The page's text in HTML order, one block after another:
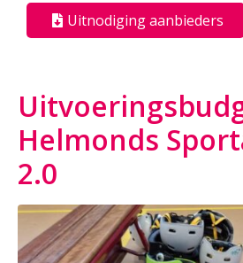
Uitnodiging aanbieders
Helmonds
2.0